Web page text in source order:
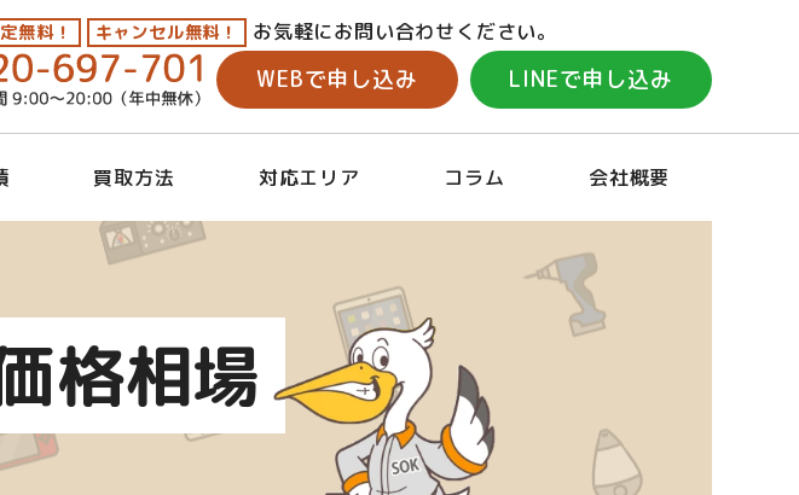
無料！ キャンセル無料！ お気軽にお問い合わせください。
WEBで申し込み LINEで申し込み
買取方法 対応エリア コラム 会社概要
格相場